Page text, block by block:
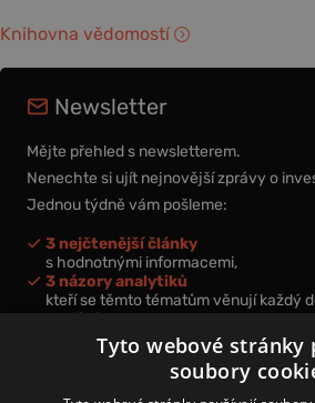
Knihovna vědomostí
Newsletter
Mějte přehled s newsletterem.
Nenechte si ujít nejnovější zprávy o
Jednou týdně vám pošleme:
3 nejčtenější články
s hodnotnými informacemi,
3 názory analytiků
kteří se těmto tématům věnují každý
nová videa a podcasty
k prohloubení vašich znalostí.
Tyto webové stránky
soubory